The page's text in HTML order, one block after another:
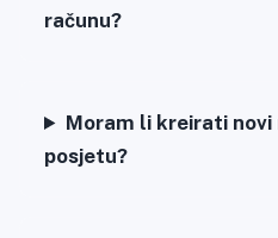
računu?
Moram li kreirati novi
posjetu?